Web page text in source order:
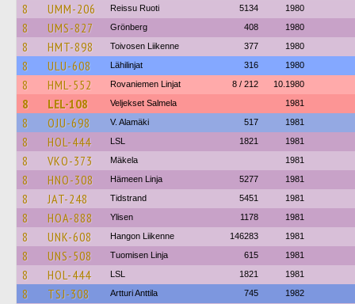
8 UMM-206 Reissu Ruoti 5134 1980
8 UMS-827 Grönberg 408 1980
8 HMT-898 Toivosen Liikenne 377 1980
8 ULU-608 Lähilinjat 316 1980
8 HML-552 Rovaniemen Linjat 8 / 212 10.1980
8 LEL-108 Veljekset Salmela 1981
8 OJU-698 V. Alamäki 517 1981
8 HOL-444 LSL 1821 1981
8 VKO-373 Mäkela 1981
8 HNO-308 Hämeen Linja 5277 1981
8 JAT-248 Tidstrand 5451 1981
8 HOA-888 Ylisen 1178 1981
8 UNK-608 Hangon Liikenne 146283 1981
8 UNS-508 Tuomisen Linja 615 1981
8 HOL-444 LSL 1821 1981
8 TSJ-308 Artturi Anttila 745 1982